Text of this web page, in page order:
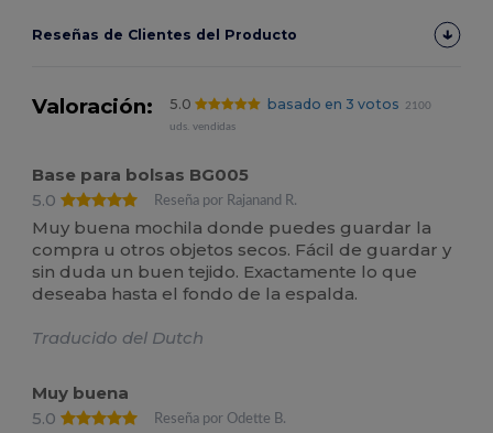
Reseñas de Clientes del Producto
Valoración: 5.0 basado en 3 votos
2100
uds. vendidas
Base para bolsas BG005
5.0
Reseña por Rajanand R.
Muy buena mochila donde puedes guardar la
compra u otros objetos secos. Fácil de guardar y
sin duda un buen tejido. Exactamente lo que
deseaba hasta el fondo de la espalda.
Traducido del Dutch
Muy buena
5.0
Reseña por Odette B.